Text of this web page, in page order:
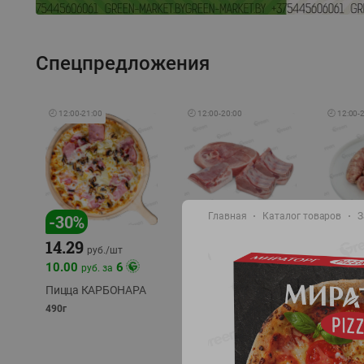
Спецпредложения
🕘 12:00-21:00
-30%
14.29 руб./шт
10.00 руб. за 6
Пицца КАРБОНАРА
490г
🕘 12:00-20:00
охлажденный 1 кг
фасовка: 1-2кг
🕘 12:00-
-17%
11.99
охлажд
Главная Каталог товаров